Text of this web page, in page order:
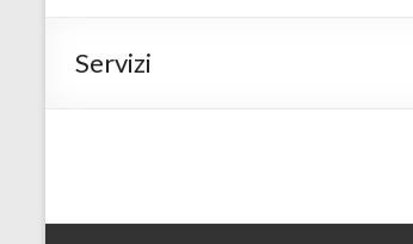
Servizi